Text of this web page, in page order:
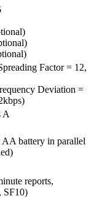
Factor = 12,
Deviation =
A
battery in parallel
reports,
SF10)